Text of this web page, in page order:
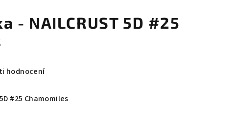
- NAILCRUST 5D #25
hodnocení
#25 Chamomiles